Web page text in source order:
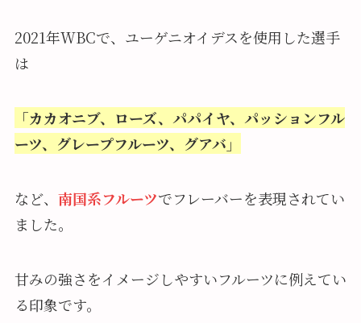
2021年WBCで、ユーゲニオイデスを使用した選手
は
「カカオニブ、ローズ、パパイヤ、パッションフル
ーツ、グレープフルーツ、グアバ」
など、 南国系フルーツでフレーバーを表現されてい
ました。
甘みの強さをイメージしやすいフルーツに例えてい
る印象です。